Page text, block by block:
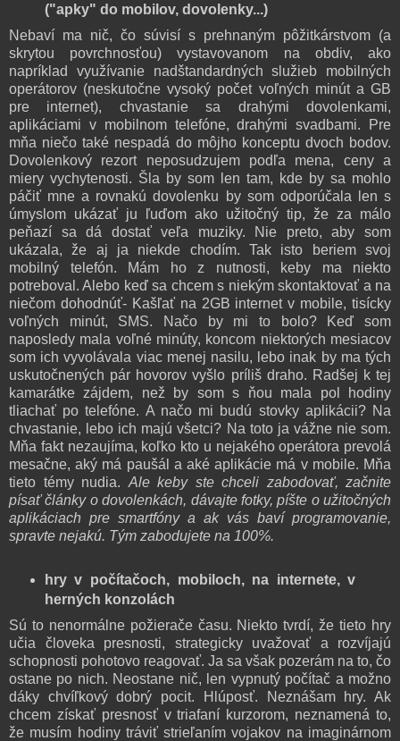
("apky" do mobilov, dovolenky...)
Nebaví ma nič, čo súvisí s prehnaným pôžitkárstvom (a
skrytou povrchnosťou) vystavovanom na obdiv, ako
napríklad využívanie nadštandardných služieb mobilných
operátorov (neskutočne vysoký počet voľných minút a GB
pre internet), chvastanie sa drahými dovolenkami,
aplikáciami v mobilnom telefóne, drahými svadbami. Pre
mňa niečo také nespadá do môjho konceptu dvoch bodov.
Dovolenkový rezort neposudzujem podľa mena, ceny a
miery vychytenosti. Šla by som len tam, kde by sa mohlo
páčiť mne a rovnakú dovolenku by som odporúčala len s
úmyslom ukázať ju ľuďom ako užitočný tip, že za málo
peňazí sa dá dostať veľa muziky. Nie preto, aby som
ukázala, že aj ja niekde chodím. Tak isto beriem svoj
mobilný telefón. Mám ho z nutnosti, keby ma niekto
potreboval. Alebo keď sa chcem s niekým skontaktovať a na
niečom dohodnúť- Kašľať na 2GB internet v mobile, tisícky
voľných minút, SMS. Načo by mi to bolo? Keď som
naposledy mala voľné minúty, koncom niektorých mesiacov
som ich vyvolávala viac menej nasilu, lebo inak by ma tých
uskutočnených pár hovorov vyšlo príliš draho. Radšej k tej
kamarátke zájdem, než by som s ňou mala pol hodiny
tliachať po telefóne. A načo mi budú stovky aplikácii? Na
chvastanie, lebo ich majú všetci? Na toto ja vážne nie som.
Mňa fakt nezaujíma, koľko kto u nejakého operátora prevolá
mesačne, aký má paušál a aké aplikácie má v mobile. Mňa
tieto témy nudia. Ale keby ste chceli zabodovať, začnite
písať články o dovolenkách, dávajte fotky, píšte o užitočných
aplikáciach pre smartfóny a ak vás baví programovanie,
spravte nejakú. Tým zabodujete na 100%.
hry v počítačoch, mobiloch, na internete, v
herných konzolách
Sú to nenormálne požierače času. Niekto tvrdí, že tieto hry
učia človeka presnosti, strategicky uvažovať a rozvíjajú
schopnosti pohotovo reagovať. Ja sa však pozerám na to, čo
ostane po nich. Neostane nič, len vypnutý počítač a možno
dáky chvíľkový dobrý pocit. Hlúposť. Neznášam hry. Ak
chcem získať presnosť v triafaní kurzorom, neznamená to,
že musím hodiny tráviť strieľaním vojakov na imaginárnom